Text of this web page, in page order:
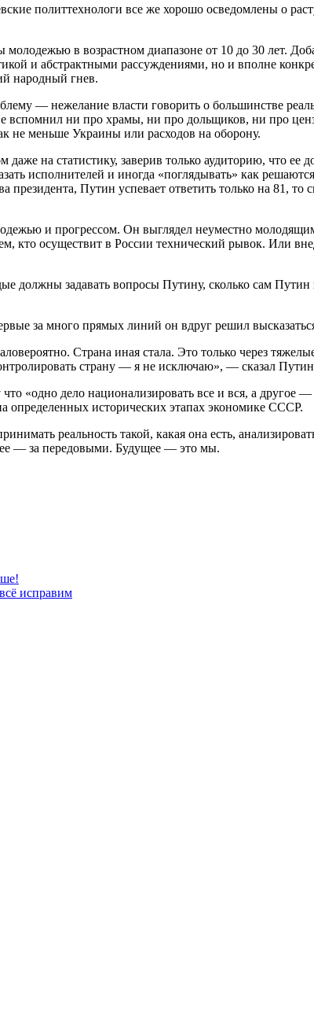
политтехнологи все же хорошо осведомлены о
в возрастном диапазоне от 10 до 30 лет.
и абстрактными рассуждениями, но и вполне
народный гнев.
— нежелание власти говорить о большинстве
вспомнил ни про храмы, ни про дольщиков, ни про
не меньше Украины или расходов на оборону.
на статистику, заверив только аудиторию, что ее
исполнителей и иногда «поглядывать» как
Путин успевает ответить только на 81,
и прогрессом. Он выглядел неуместно
кто осуществит в России технический рывок. Или
должны задавать вопросы Путину, сколько сам
за много прямых линий он вдруг решил
Страна иная стала. Это только через
страну — я не исключаю», — сказал
«одно дело национализировать все и вся, а другое
определенных исторических этапах экономике СССР.
реальность такой, какая она есть,
— за передовыми. Будущее — это мы.
исправим